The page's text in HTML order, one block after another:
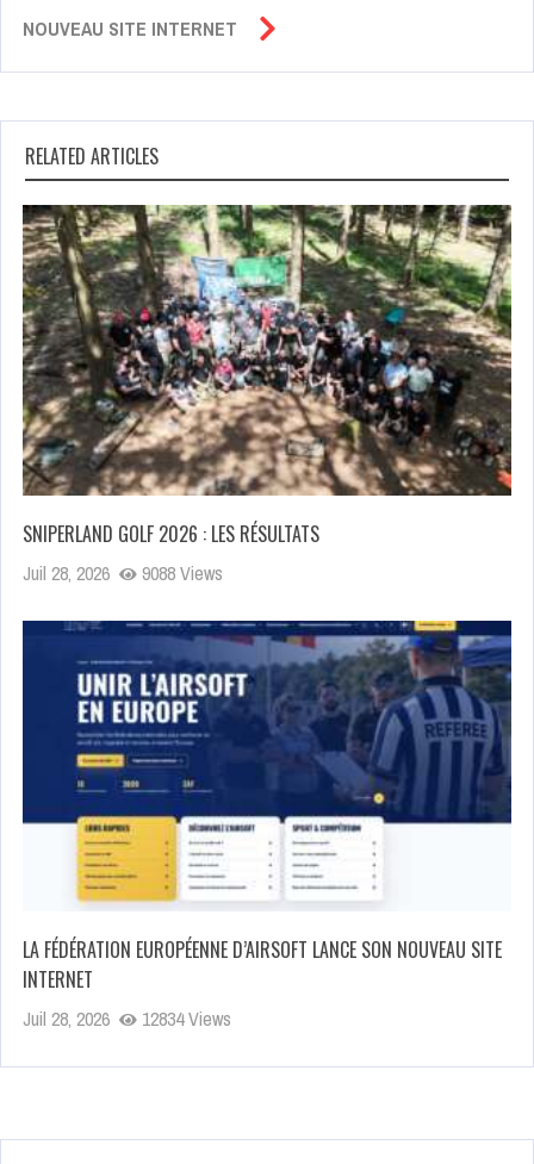
NOUVEAU SITE INTERNET
RELATED ARTICLES
SNIPERLAND GOLF 2026 : LES RÉSULTATS
Juil 28, 2026 9088 Views
LA FÉDÉRATION EUROPÉENNE D’AIRSOFT LANCE SON NOUVEAU SITE
INTERNET
Juil 28, 2026 12834 Views